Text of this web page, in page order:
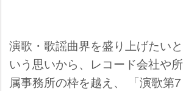
演歌・歌謡曲界を盛り上げたいと
いう思いから、レコード会社や所
属事務所の枠を越え、 「演歌第7